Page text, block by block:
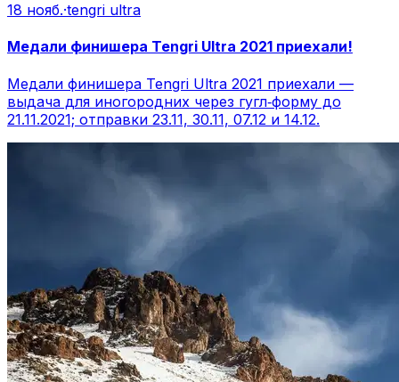
18 нояб.·tengri ultra
Медали финишера Tengri Ultra 2021 приехали!
Медали финишера Tengri Ultra 2021 приехали —
выдача для иногородних через гугл‑форму до
21.11.2021; отправки 23.11, 30.11, 07.12 и 14.12.